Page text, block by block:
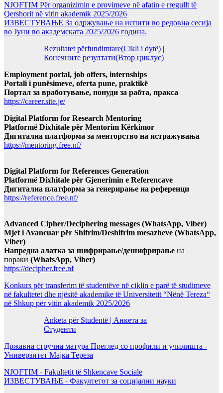
NJOFTIM Për organizimin e provimeve në afatin e rregullt të
Qershorit në vitin akademik 2025/2026
ИЗВЕСТУВАЊЕ За одржување на испити во редовна сесија
во Јуни во академската 2025/2026 година.
Rezultatet përfundimtare(Cikli i dytë) ||
Конечните резултати(Втор циклус)
Employment portal, job offers, internships
Portali i punësimeve, oferta pune, praktikë
Портал за вработување, понуди за рабта, пракса
https://career.site.je/
Digital Platform for Research Mentoring
Platformë Dixhitale për Mentorim Kërkimor
Дигитална платформа за менторство на истражувања
https://mentoring.free.nf/
Digital Platform for References Generation
Platformë Dixhitale për Gjenerimin e Referencave
Дигитална платформа за генерирање на референци
https://reference.free.nf/
Advanced Cipher/Deciphering messages (WhatsApp, Viber)
Mjet i Avancuar për Shifrim/Deshifrim mesazheve (WhatsApp,
Viber)
Напредна алатка за шифрирање/дешифрирање на
пораки (WhatsApp, Viber)
https://decipher.free.nf
Konkurs për transferim të studentëve në ciklin e parë të studimeve
në fakultetet dhe njësitë akademike të Universitetit “Nënë Tereza“
në Shkup për vitin akademik 2025/2026
Anketa për Studentë | Анкета за
Студенти
Државна стручна матура Преглед со профили и училишта -
Универзитет Мајка Тереза
NJOFTIM - Fakultetit të Shkencave Sociale
ИЗВЕСТУВАЊЕ - Факултетот за социјални науки